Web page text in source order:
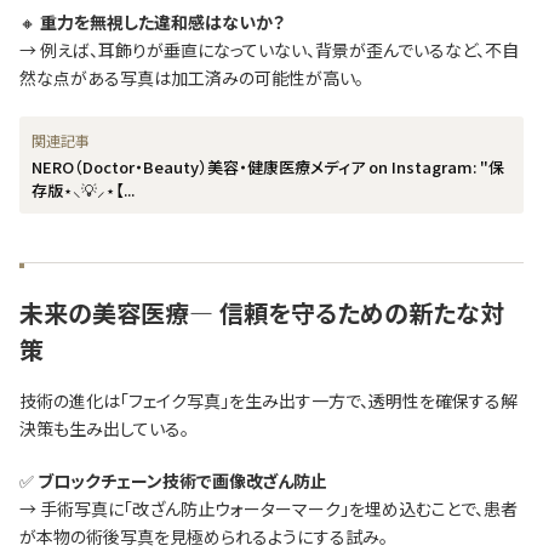
🔸 重力を無視した違和感はないか？
→ 例えば、耳飾りが垂直になっていない、背景が歪んでいるなど、不自
然な点がある写真は加工済みの可能性が高い。
NERO（Doctor・Beauty）美容・健康医療メディア on Instagram: "保
存版⋆⸜💡⸝⋆⁡⁡⁡【...
未来の美容医療— 信頼を守るための新たな対
策
技術の進化は「フェイク写真」を生み出す一方で、透明性を確保する解
決策も生み出している。
✅ ブロックチェーン技術で画像改ざん防止
→ 手術写真に「改ざん防止ウォーターマーク」を埋め込むことで、患者
が本物の術後写真を見極められるようにする試み。